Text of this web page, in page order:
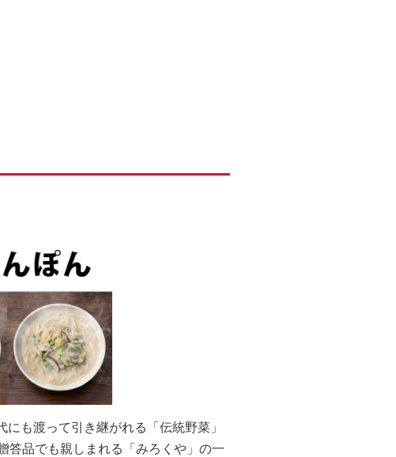
も渡って引き継がれる「伝統野菜」
答品でも親しまれる「みろくや」の一